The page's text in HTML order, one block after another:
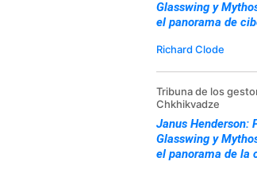
Glasswing y
el panorama de
Richard Clode
Tribuna de los
Chkhikvadze
Janus Henderson:
Glasswing y
el panorama de la